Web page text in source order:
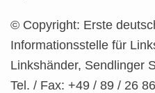
© Copyright: Erste
Informationsstelle für
Linkshänder, Sendlinger
Tel. / Fax: +49 / 89 / 26